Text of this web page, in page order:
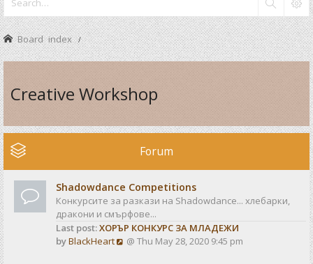
Board index
Creative Workshop
Forum
Shadowdance Competitions
Конкурсите за разкази на Shadowdance... хлебарки,
дракони и смърфове...
Last post:ХОРЪР КОНКУРС ЗА МЛАДЕЖИ
byBlackHeart
V@ Thu May 28, 2020 9:45 pm